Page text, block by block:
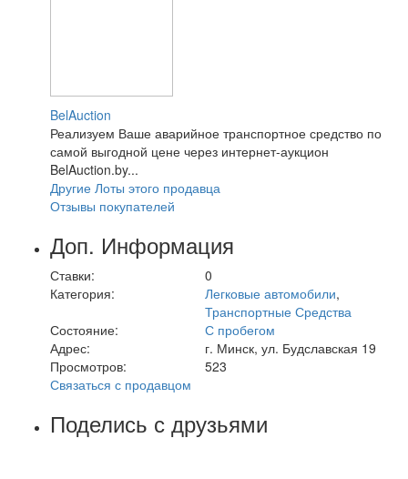
BelAuction
Реализуем Ваше аварийное транспортное средство по
самой выгодной цене через интернет-аукцион
BelAuction.by...
Другие Лоты этого продавца
Отзывы покупателей
Доп. Информация
Ставки:
0
Категория:
Легковые автомобили,
Транспортные Средства
Состояние:
С пробегом
Адрес:
г. Минск, ул. Будславская 19
Просмотров:
523
Связаться с продавцом
Поделись с друзьями